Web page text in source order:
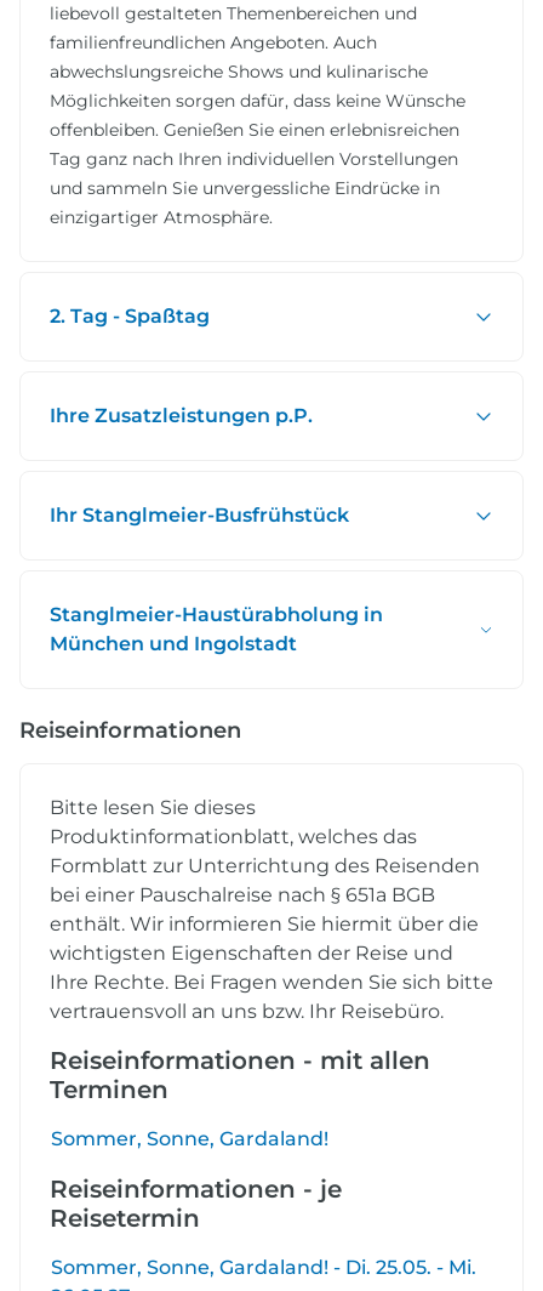
liebevoll gestalteten Themenbereichen und
familienfreundlichen Angeboten. Auch
abwechslungsreiche Shows und kulinarische
Möglichkeiten sorgen dafür, dass keine Wünsche
offenbleiben. Genießen Sie einen erlebnisreichen
Tag ganz nach Ihren individuellen Vorstellungen
und sammeln Sie unvergessliche Eindrücke in
einzigartiger Atmosphäre.
2. Tag - Spaßtag
Ihre Zusatzleistungen p.P.
Ihr Stanglmeier-Busfrühstück
Stanglmeier-Haustürabholung in
München und Ingolstadt
Reiseinformationen
Bitte lesen Sie dieses
Produktinformationblatt, welches das
Formblatt zur Unterrichtung des Reisenden
bei einer Pauschalreise nach § 651a BGB
enthält. Wir informieren Sie hiermit über die
wichtigsten Eigenschaften der Reise und
Ihre Rechte. Bei Fragen wenden Sie sich bitte
vertrauensvoll an uns bzw. Ihr Reisebüro.
Reiseinformationen - mit allen
Terminen
Sommer, Sonne, Gardaland!
Reiseinformationen - je
Reisetermin
Sommer, Sonne, Gardaland! - Di. 25.05. - Mi.